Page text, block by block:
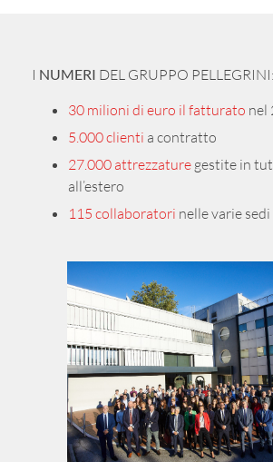
I NUMERI DEL GRUPPO PELLEGRINI:
30 milioni di euro il fatturato nel
5.000 clienti a contratto
27.000 attrezzature gestite in
all’estero
115 collaboratori nelle varie